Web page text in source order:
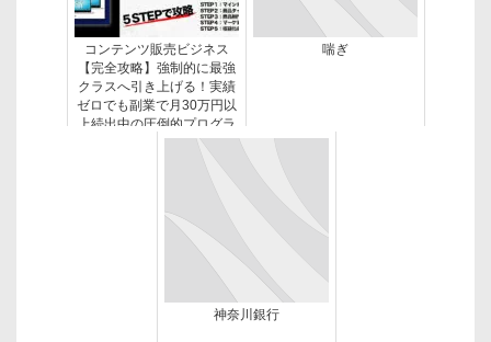
コンテンツ販売ビジネス
【完全攻略】強制的に最強
クラスへ引き上げる！実績
ゼロでも副業で月30万円以
上続出中の圧倒的プログラ
喘ぎ
神奈川銀行